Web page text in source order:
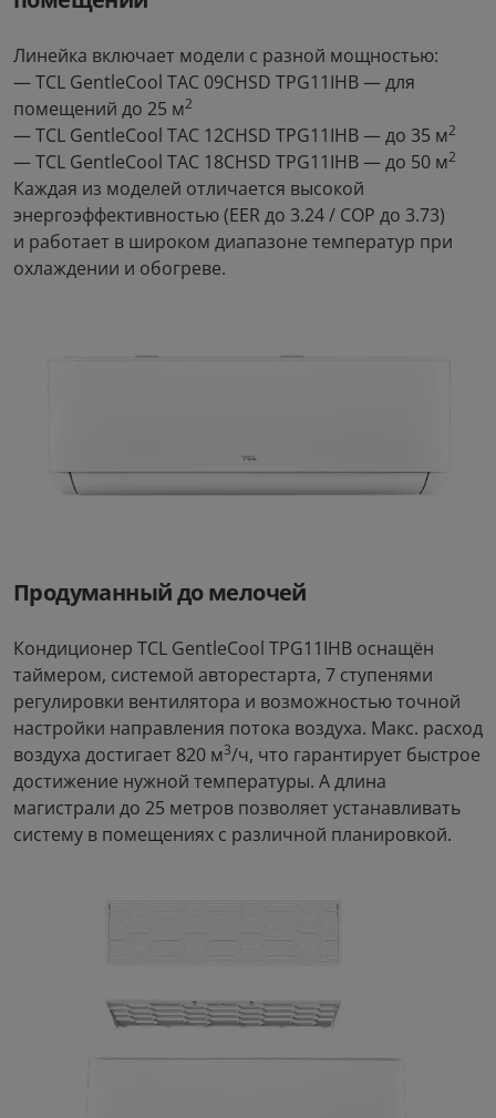
Линейка включает модели с разной мощностью:
— TCL GentleCool TAC 09CHSD TPG11IHB — для
помещений до 25 м2
— TCL GentleCool TAC 12CHSD TPG11IHB — до 35 м2
— TCL GentleCool TAC 18CHSD TPG11IHB — до 50 м2
Каждая из моделей отличается высокой
энергоэффективностью (EER до 3.24 / COP до 3.73)
и работает в широком диапазоне температур при
охлаждении и обогреве.
Продуманный до мелочей
Кондиционер TCL GentleCool TPG11IHB оснащён
таймером, системой авторестарта, 7 ступенями
регулировки вентилятора и возможностью точной
настройки направления потока воздуха. Макс. расход
воздуха достигает 820 м3/ч, что гарантирует быстрое
достижение нужной температуры. А длина
магистрали до 25 метров позволяет устанавливать
систему в помещениях с различной планировкой.
5.0
Электробритва Soocas S5
3 .58руб/мес
Стоимость: 169.00
Вернём до8
наушников АТ Type-C -
3.5 мм
Стоимость: 17 .00
Вернём до